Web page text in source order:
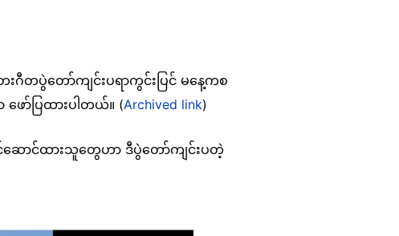
ဂီတပွဲတော်ကျင်းပရာကွင်းပြင် မနေ့ကစ
ဖော်ပြထားပါတယ်။ (Archived link)
ောင်ထားသူတွေဟာ ဒီပွဲတော်ကျင်းပတဲ့